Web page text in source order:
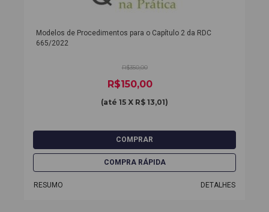
Modelos de Procedimentos para o Capítulo 2 da RDC
665/2022
R$350,00
R$150,00
(até 15 X R$ 13,01 )
RESUMO DETALHES